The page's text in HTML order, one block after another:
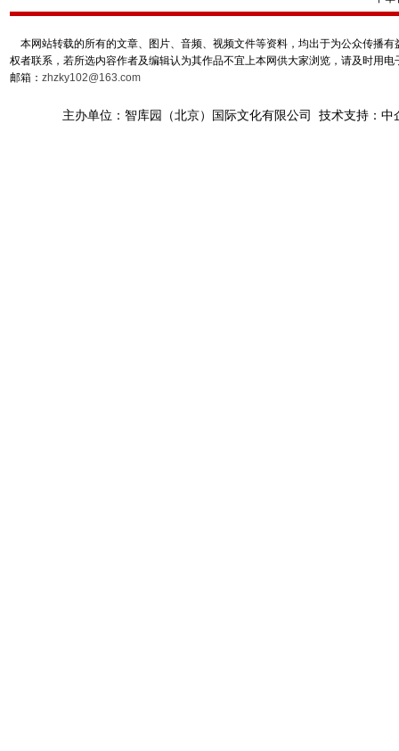
本网站转载的所有的文章、图片、音频、视频文件等资料，均出于为公众传播
权者联系，若所选内容作者及编辑认为其作品不宜上本网供大家浏览，请及时用
邮箱： zhzky102@163.com
主办单位：智库园（北京）国际文化有限公司 技术支持：